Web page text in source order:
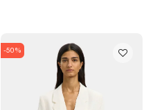
-50%